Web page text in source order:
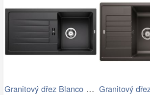
Granitový dřez Blanco FAVUM 45 S…